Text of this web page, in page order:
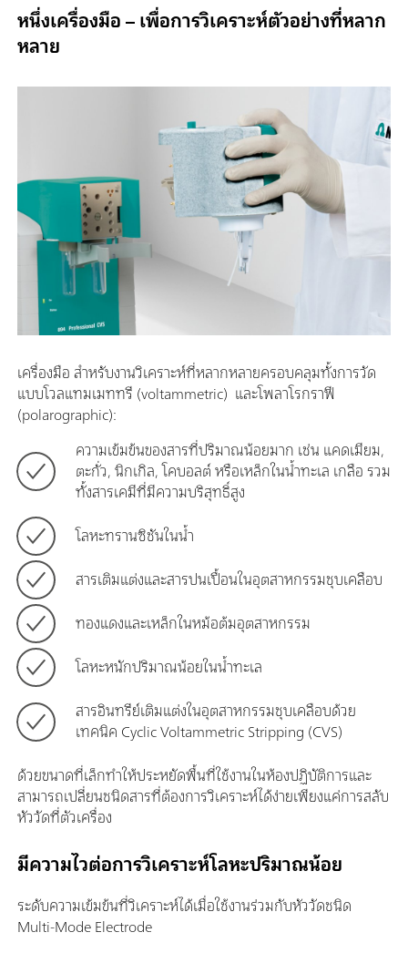
หนึ่งเครื่องมือ – เพื่อการวิเคราะห์ตัวอย่างที่หลาก
หลาย
เครื่องมือ สำหรับงานวิเคราะห์ที่หลากหลายครอบคลุมทั้งการวัด
แบบโวลแทมเมททรี (voltammetric) และโพลาโรกราฟี
(polarographic):
ความเข้มข้นของสารที่ปริมาณน้อยมาก เช่น แคดเมียม,
ตะกั่ว, นิกเกิล, โคบอลต์ หรือเหล็กในน้ำทะเล เกลือ รวม
ทั้งสารเคมีที่มีความบริสุทธิ์สูง
โลหะทรานซิชันในน้ำ
สารเติมแต่งและสารปนเปื้อนในอุตสาหกรรมชุบเคลือบ
ทองแดงและเหล็กในหม้อต้มอุตสาหกรรม
โลหะหนักปริมาณน้อยในน้ำทะเล
สารอินทรีย์เติมแต่งในอุตสาหกรรมชุบเคลือบด้วย
เทคนิค Cyclic Voltammetric Stripping (CVS)
ด้วยขนาดที่เล็กทำให้ประหยัดพื้นที่ใช้งานในห้องปฏิบัติการและ
สามารถเปลี่ยนชนิดสารที่ต้องการวิเคราะห์ได้ง่ายเพียงแค่การสลับ
หัววัดที่ตัวเครื่อง
มีความไวต่อการวิเคราะห์โลหะปริมาณน้อย
ระดับความเข้มข้นที่วิเคราะห์ได้เมื่อใช้งานร่วมกับหัววัดชนิด
Multi-Mode Electrode